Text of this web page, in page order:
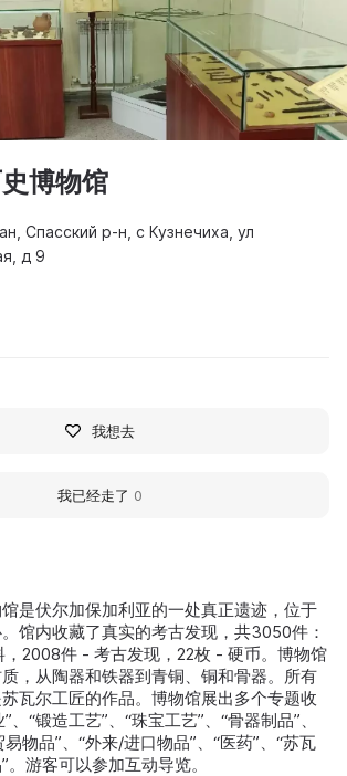
是伏尔加保加利亚的一处真正遗迹，位于
馆内收藏了真实的考古发现，共3050件：
，2008件 - 考古发现，22枚 - 硬币。博物馆
，从陶器和铁器到青铜、铜和骨器。所有
瓦尔工匠的作品。博物馆展出多个专题收
、“锻造工艺”、“珠宝工艺”、“骨器制品”、
物品”、“外来/进口物品”、“医药”、“苏瓦
游客可以参加互动导览。
博物馆
Спасский р-н, с Кузнечиха, ул
д 9
我想去
我已经走了 0